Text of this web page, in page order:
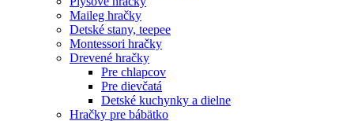
Maileg hračky
Detské stany, teepee
Montessori hračky
Drevené hračky
Pre chlapcov
Pre dievčatá
Detské kuchynky a dielne
Hračky pre bábätko